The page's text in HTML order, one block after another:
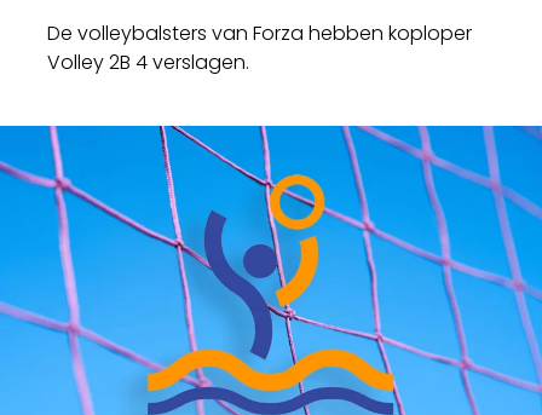
De volleybalsters van Forza hebben koploper
Volley 2B 4 verslagen.